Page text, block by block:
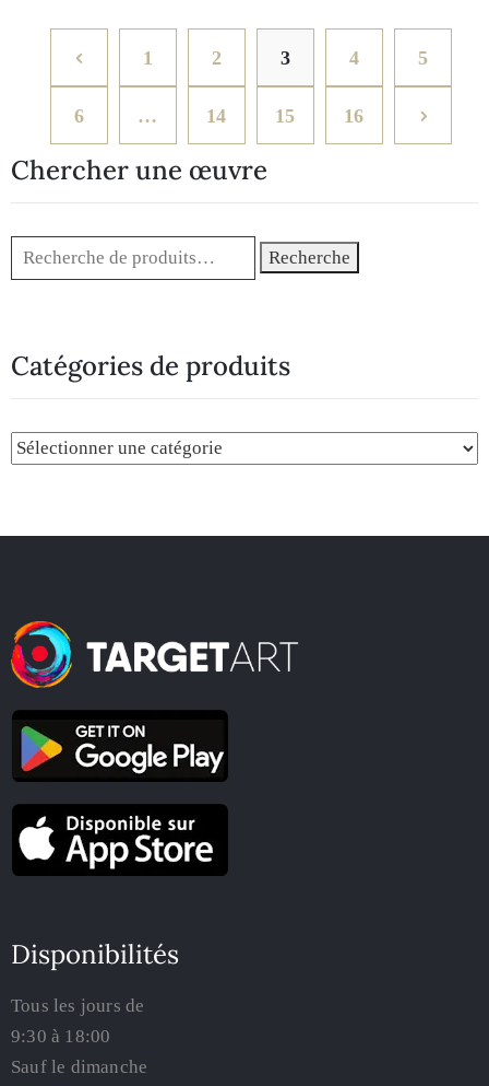
1 2 3 4 5
6 … 14 15 16
Chercher une œuvre
Recherche
Catégories de produits
Disponibilités
Tous les jours de
9:30 à 18:00
Sauf le dimanche